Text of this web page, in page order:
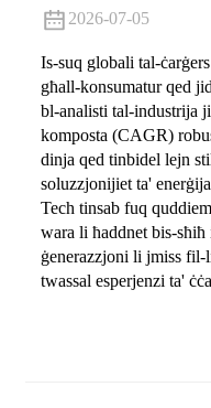
2026-07-05
Is-suq globali tal-
għall-konsumatur qed
bl-analisti tal-industrija
komposta (CAGR)
dinja qed tinbidel lejn
soluzzjonijiet ta'
Tech tinsab fuq
wara li ħaddnet bis-
ġenerazzjoni li jmiss
twassal esperjenzi ta'